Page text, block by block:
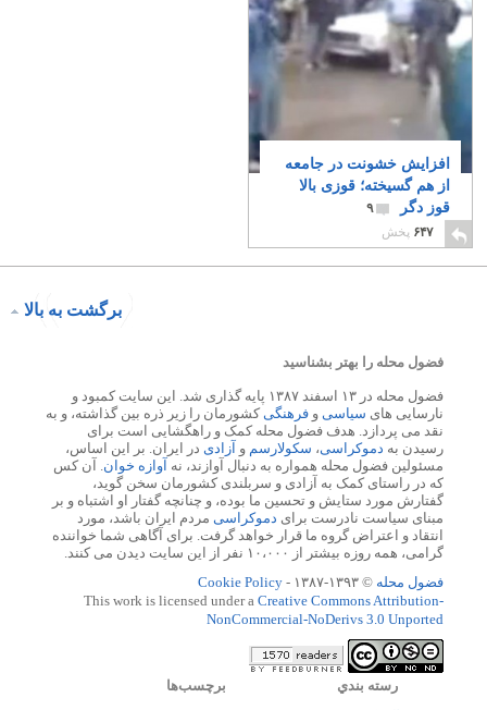
افزایش خشونت در جامعه
از هم گسیخته؛ قوزی بالا
قوز دگر
۹
۶۴۷ پخش
برگشت به بالا
فضول محله را بهتر بشناسید
فضول محله در ۱۳ اسفند ۱۳۸۷ پایه گذاری شد. این سایت کمبود و
نارسایی های سیاسی و فرهنگیکشورمان را زیر ذره بین گذاشته، و به
نقد می پردازد. هدف فضول محله کمک و راهگشایی است برای
رسیدن به دموکراسی، سکولارسم و آزادی در ایران. بر این اساس،
مسئولین فضول محله همواره به دنبال آوازند، نه آوازه خوان. آن کس
که در راستای کمک به آزادی و سربلندی کشورمان سخن گوید،
گفتارش مورد ستایش و تحسین ما بوده، و چنانچه گفتار او اشتباه و بر
مبنای سیاست نادرست برای دموکراسی مردم ایران باشد، مورد
انتقاد و اعتراض گروه ما قرار خواهد گرفت. برای آگاهی شما خواننده
گرامی، همه روزه بیشتر از ۱۰،۰۰۰ نفر از این سایت دیدن می کنند.
فضول محله © ۱۳۹۳-۱۳۸۷ -
Cookie Policy
This work is licensed under a Creative Commons Attribution-
NonCommercial-NoDerivs 3.0 Unported
رسته بندي برچسب‌ها